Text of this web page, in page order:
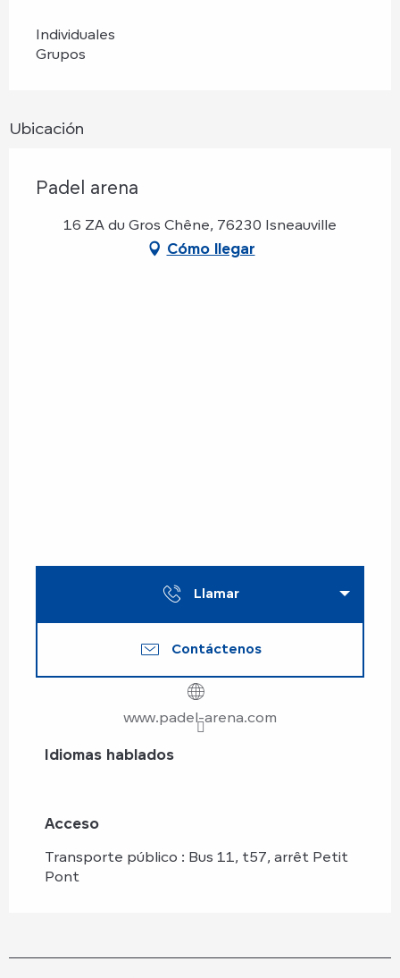
Individuales
Grupos
Ubicación
Padel arena
16 ZA du Gros Chêne, 76230 Isneauville
Cómo llegar
Llamar
Contáctenos
www.padel-arena.com
Idiomas hablados
Idiomas hablados
Acceso
Acceso
Transporte público : Bus 11, t57, arrêt Petit
Pont